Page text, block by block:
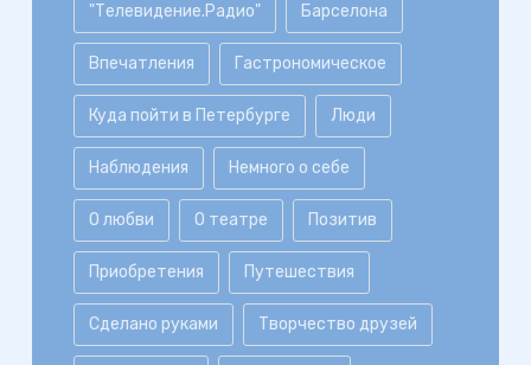
"Телевидение.Радио" Барселона
Впечатления Гастрономическое
Куда пойти в Петербурге Люди
Наблюдения Немного о себе
О любви О театре Позитив
Приобретения Путешествия
Сделано руками Творчество друзей